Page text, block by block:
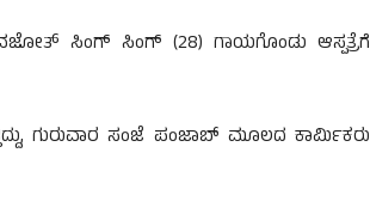
ಸಿಂಗ್ ಸಿಂಗ್ (28) ಗಾಯಗೊಂಡು ಆಸ್ಪತ್ರೆಗೆ
ಗುರುವಾರ ಸಂಜೆ ಪಂಜಾಬ್ ಮೂಲದ ಕಾರ್ಮಿಕರು